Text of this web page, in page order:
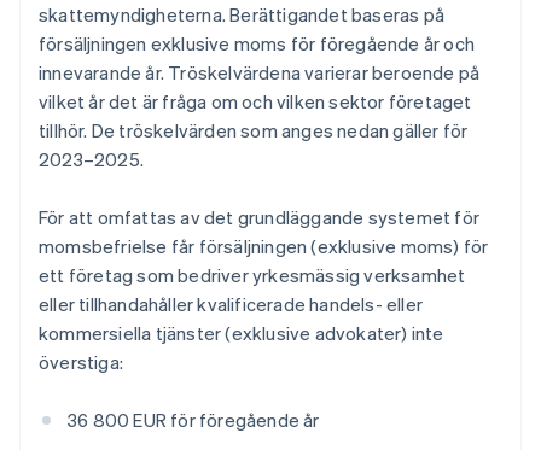
skattemyndigheterna. Berättigandet baseras på
försäljningen exklusive moms för föregående år och
innevarande år. Tröskelvärdena varierar beroende på
vilket år det är fråga om och vilken sektor företaget
tillhör. De tröskelvärden som anges nedan gäller för
2023–2025.
För att omfattas av det grundläggande systemet för
momsbefrielse får försäljningen (exklusive moms) för
ett företag som bedriver yrkesmässig verksamhet
eller tillhandahåller kvalificerade handels- eller
kommersiella tjänster (exklusive advokater) inte
överstiga:
36 800 EUR för föregående år